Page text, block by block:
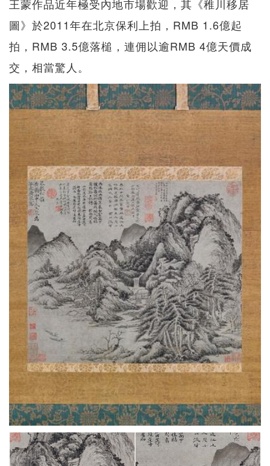
王蒙作品近年極受內地市場歡迎，其《稚川移居
圖》於2011年在北京保利上拍，RMB 1.6億起
拍，RMB 3.5億落槌，連佣以逾RMB 4億天價成
交，相當驚人。